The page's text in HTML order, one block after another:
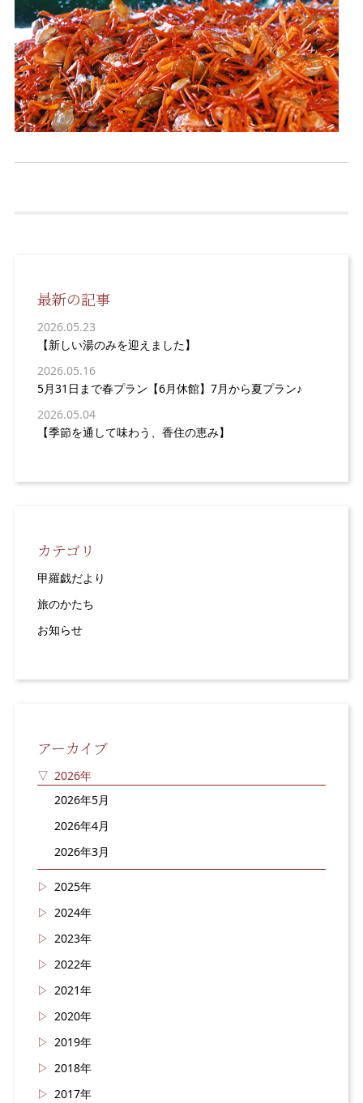
最新の記事
2026.05.23
【新しい湯のみを迎えました】
2026.05.16
5月31日まで春プラン【6月休館】7月から夏プラン♪
2026.05.04
【季節を通して味わう、香住の恵み】
カテゴリ
甲羅戯だより
旅のかたち
お知らせ
アーカイブ
2026年
2026年5月
2026年4月
2026年3月
2025年
2024年
2023年
2022年
2021年
2020年
2019年
2018年
2017年